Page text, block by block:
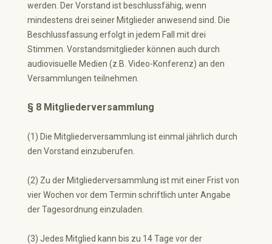
werden. Der Vorstand ist beschlussfähig, wenn
mindestens drei seiner Mitglieder anwesend sind. Die
Beschlussfassung erfolgt in jedem Fall mit drei
Stimmen. Vorstandsmitglieder können auch durch
audiovisuelle Medien (z.B. Video-Konferenz) an den
Versammlungen teilnehmen.
§ 8 Mitgliederversammlung
(1) Die Mitgliederversammlung ist einmal jährlich durch
den Vorstand einzuberufen.
(2) Zu der Mitgliederversammlung ist mit einer Frist von
vier Wochen vor dem Termin schriftlich unter Angabe
der Tagesordnung einzuladen.
(3) Jedes Mitglied kann bis zu 14 Tage vor der